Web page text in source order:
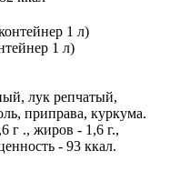
1 л)
лук репчатый,
приправа, куркума.
г ., жиров - 1,6 г.,
- 93 ккал.